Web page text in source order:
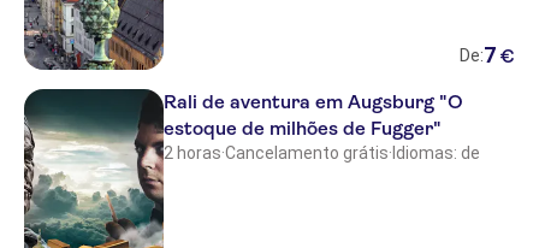
De:7 €
Rali de aventura em Augsburg "O
estoque de milhões de Fugger"
2 horas·Cancelamento grátis· Idiomas: de